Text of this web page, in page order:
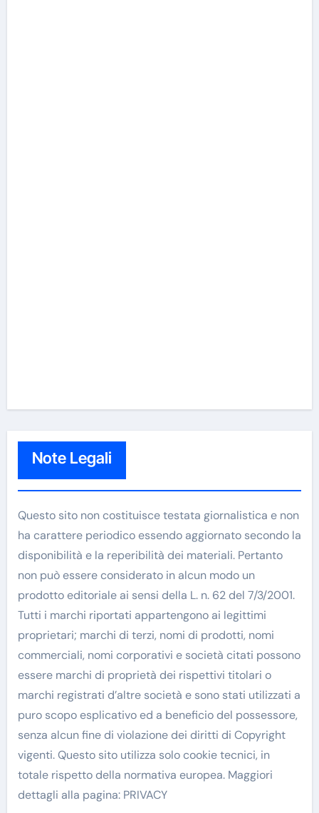
Note Legali
Questo sito non costituisce testata giornalistica e non
ha carattere periodico essendo aggiornato secondo la
disponibilità e la reperibilità dei materiali. Pertanto
non può essere considerato in alcun modo un
prodotto editoriale ai sensi della L. n. 62 del 7/3/2001.
Tutti i marchi riportati appartengono ai legittimi
proprietari; marchi di terzi, nomi di prodotti, nomi
commerciali, nomi corporativi e società citati possono
essere marchi di proprietà dei rispettivi titolari o
marchi registrati d’altre società e sono stati utilizzati a
puro scopo esplicativo ed a beneficio del possessore,
senza alcun fine di violazione dei diritti di Copyright
vigenti. Questo sito utilizza solo cookie tecnici, in
totale rispetto della normativa europea. Maggiori
dettagli alla pagina: PRIVACY